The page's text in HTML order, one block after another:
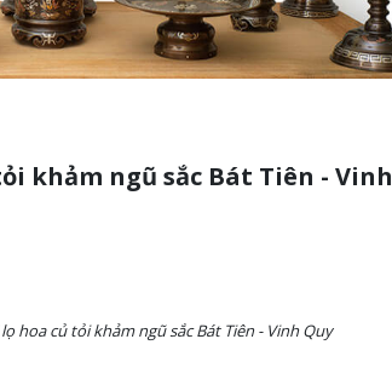
khảm ngũ sắc Bát Tiên - Vinh
hoa củ tỏi khảm ngũ sắc Bát Tiên - Vinh Quy